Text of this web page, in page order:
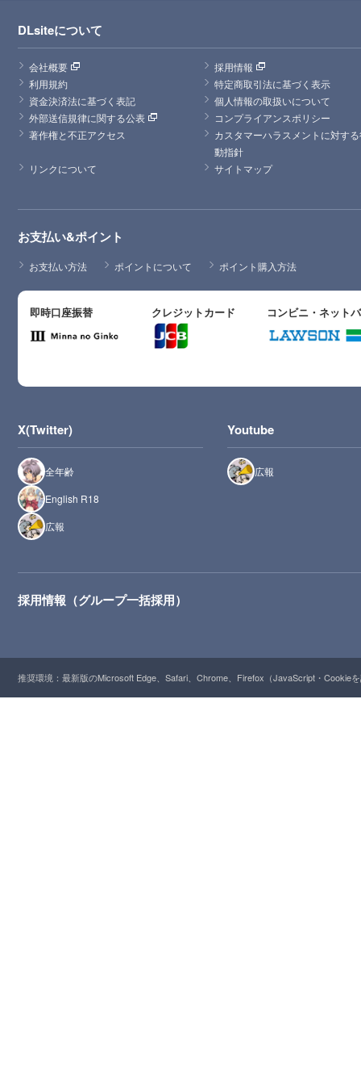
DLsiteについて
会社概要
採用情報
利用規約
特定商取引法に基づく表示
資金決済法に基づく表記
個人情報の取扱いについて
外部送信規律に関する公表
コンプライアンスポリシー
著作権と不正アクセス
カスタマーハラスメントに対す
動指針
リンクについて
サイトマップ
お支払い&ポイント
お支払い方法 ポイントについて ポイント購入方法
即時口座振替 クレジットカード コンビニ・ネット
X(Twitter)
全年齢
English R18
広報
Youtube
広報
採用情報（グループ一括採用）
推奨環境：最新版のMicrosoft Edge、Safari、Chrome、Firefox（JavaScript・Cookie